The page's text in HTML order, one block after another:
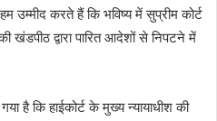
उम्मीद करते हैं कि भविष्य में सुप्रीम कोर्ट
द्वारा पारित आदेशों से निपटने में
है कि हाईकोर्ट के मुख्य न्यायाधीश की